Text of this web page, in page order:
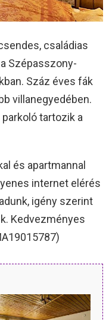
családias
Szépasszony-
Száz éves fák
villanegyedében.
tartozik a
és apartmannal
internet elérés
igény szerint
Kedvezményes